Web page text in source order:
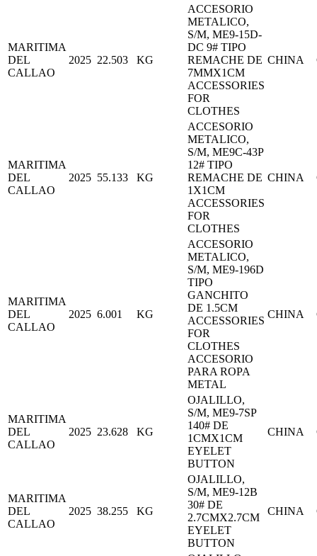
MARITIMA
DEL
CALLAO
2025 22.503 KG
ACCESORIO
METALICO,
S/M, ME9-15D-
DC 9# TIPO
REMACHE DE
7MMX1CM
ACCESSORIES
FOR
CLOTHES
CHINA
MARITIMA
DEL
CALLAO
2025 55.133 KG
ACCESORIO
METALICO,
S/M, ME9C-43P
12# TIPO
REMACHE DE
1X1CM
ACCESSORIES
FOR
CLOTHES
CHINA
MARITIMA
DEL
CALLAO
2025 6.001 KG
ACCESORIO
METALICO,
S/M, ME9-196D
TIPO
GANCHITO
DE 1.5CM
ACCESSORIES
FOR
CLOTHES
ACCESORIO
PARA ROPA
METAL
CHINA
MARITIMA
DEL
CALLAO
2025 23.628 KG
OJALILLO,
S/M, ME9-7SP
140# DE
1CMX1CM
EYELET
BUTTON
CHINA
MARITIMA
DEL
CALLAO
2025 38.255 KG
OJALILLO,
S/M, ME9-12B
30# DE
2.7CMX2.7CM
EYELET
BUTTON
CHINA